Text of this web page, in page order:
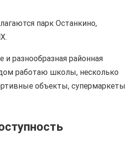
парк Останкино,
разнообразная районная
работаю школы, несколько
объекты, супермаркеты